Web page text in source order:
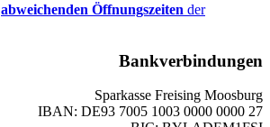
abweichenden Öffnungszeiten der
Bankverbindungen
Sparkasse Freising Moosburg
IBAN: DE93 7005 1003 0000 0000 27